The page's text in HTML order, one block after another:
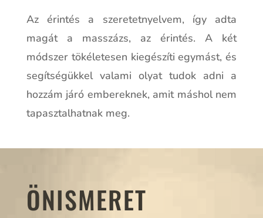
Az érintés a szeretetnyelvem, így adta
magát a masszázs, az érintés. A két
módszer tökéletesen kiegészíti egymást, és
segítségükkel valami olyat tudok adni a
hozzám járó embereknek, amit máshol nem
tapasztalhatnak meg.
ÖNISMERET